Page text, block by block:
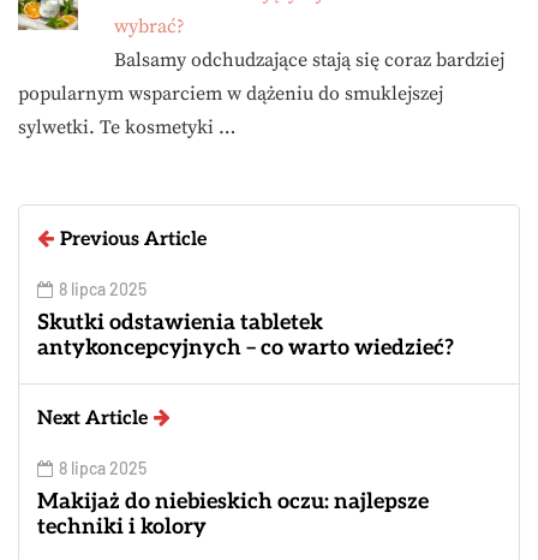
wybrać?
Balsamy odchudzające stają się coraz bardziej
popularnym wsparciem w dążeniu do smuklejszej
sylwetki. Te kosmetyki …
Previous Article
8 lipca 2025
Skutki odstawienia tabletek
antykoncepcyjnych – co warto wiedzieć?
Next Article
8 lipca 2025
Makijaż do niebieskich oczu: najlepsze
techniki i kolory